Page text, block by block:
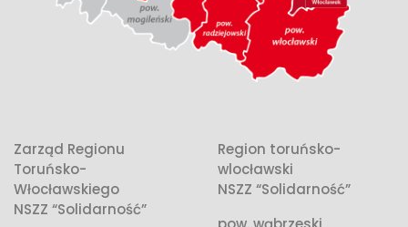
Zarząd Regionu
Toruńsko-
Włocławskiego
NSZZ “Solidarność”
Region toruńsko-
wlocławski
NSZZ “Solidarność”